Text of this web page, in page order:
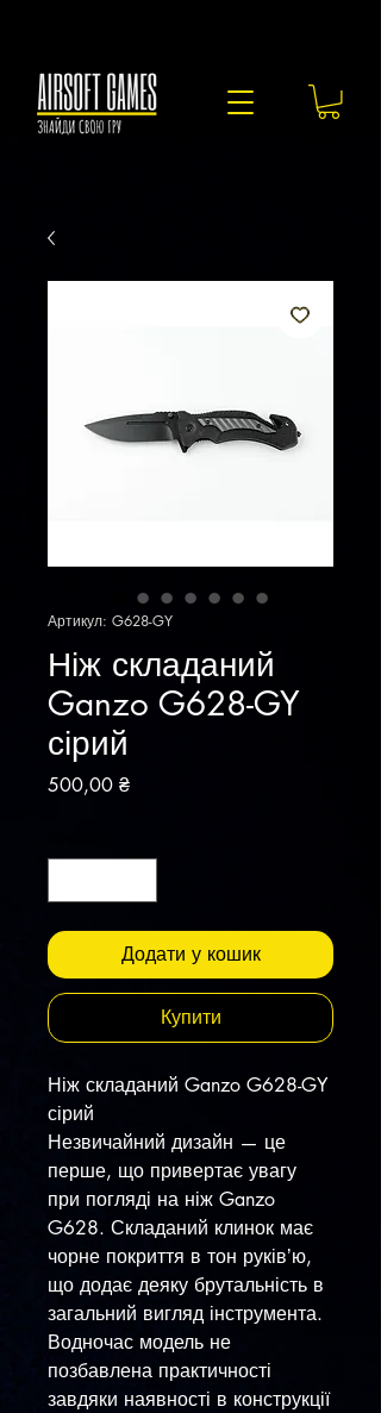
Артикул: G628-GY
Ніж складаний
Ganzo G628-GY
сірий
500,00 ₴Ціна
Додати у кошик
Купити
Ніж складаний Ganzo G628-GY
сірий
Незвичайний дизайн — це
перше, що привертає увагу
при погляді на ніж Ganzo
G628. Складаний клинок має
чорне покриття в тон руківʼю,
що додає деяку брутальність в
загальний вигляд інструмента.
Водночас модель не
позбавлена практичності
завдяки наявності в конструкції